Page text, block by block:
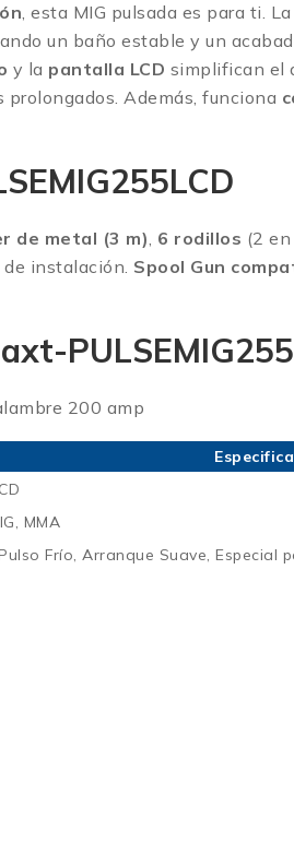
, esta MIG pulsada es para ti. La
un baño estable y un
y la pantalla LCD simplifican el
Además, funciona
de metal (3 m), 6 rodillos (2
instalación. Spool Gun
MMA
Frío, Arranque Suave, Especial